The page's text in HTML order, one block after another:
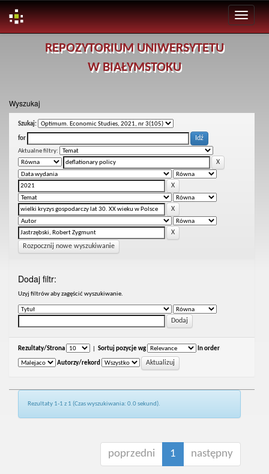
REPOZYTORIUM UNIWERSYTETU
W BIAŁYMSTOKU
Wyszukaj
Szukaj:
for
Aktualne filtry:
Rozpocznij nowe wyszukiwanie
Dodaj filtr:
Uzyj filtrów aby zagęścić wyszukiwanie.
Rezultaty/Strona Sortuj pozycje wg In order
Autorzy/rekord
Rezultaty 1-1 z 1 (Czas wyszukiwania: 0.0 sekund).
poprzedni 1 następny